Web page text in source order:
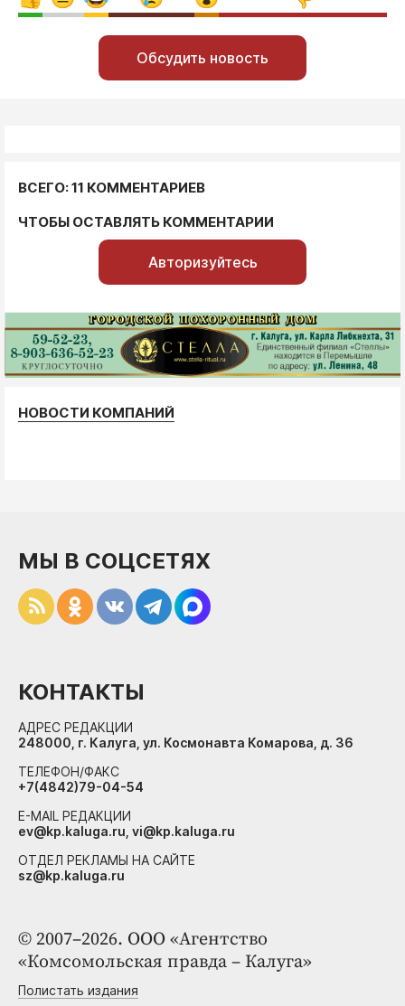
Обсудить новость
ВСЕГО: 11 КОММЕНТАРИЕВ
ЧТОБЫ ОСТАВЛЯТЬ КОММЕНТАРИИ
Авторизуйтесь
НОВОСТИ КОМПАНИЙ
© 2007–2026. ООО «Агентство
«Комсомольская правда – Калуга»
Полистать издания
МЫ В СОЦСЕТЯХ
КОНТАКТЫ
АДРЕС РЕДАКЦИИ
248000, г. Калуга, ул. Космонавта Комарова, д. 36
ТЕЛЕФОН/ФАКС
+7(4842)79-04-54
E-MAIL РЕДАКЦИИ
ev@kp.kaluga.ru, vi@kp.kaluga.ru
ОТДЕЛ РЕКЛАМЫ НА САЙТЕ
sz@kp.kaluga.ru